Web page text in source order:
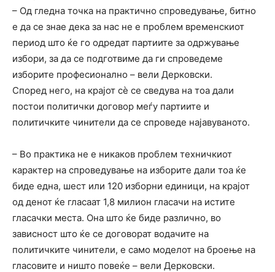
– Од гледна точка на практично спроведување, битно
е да се знае дека за нас не е проблем временскиот
период што ќе го одредат партиите за одржување
избори, за да се подготвиме да ги спроведеме
изборите професионално – вели Дерковски.
Според него, на крајот сѐ се сведува на тоа дали
постои политички договор меѓу партиите и
политичките чинители да се спроведе најавуваното.
– Во практика не е никаков проблем техничкиот
карактер на спроведување на изборите дали тоа ќе
биде една, шест или 120 изборни единици, на крајот
од денот ќе гласаат 1,8 милион гласачи на истите
гласачки места. Она што ќе биде различно, во
зависност што ќе се договорат водачите на
политичките чинители, е само моделот на броење на
гласовите и ништо повеќе – вели Дерковски.